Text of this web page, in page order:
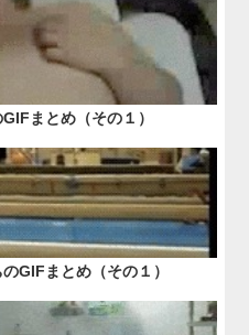
まとめ（その１）
GIFまとめ（その１）